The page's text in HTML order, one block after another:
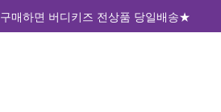
매하면 버디키즈 전상품 당일배송★